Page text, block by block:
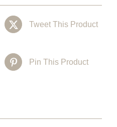
Tweet This Product
Pin This Product